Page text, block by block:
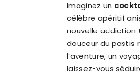
Imaginez un
célèbre apéritif
nouvelle addiction
douceur du pastis
l’aventure, un
laissez-vous